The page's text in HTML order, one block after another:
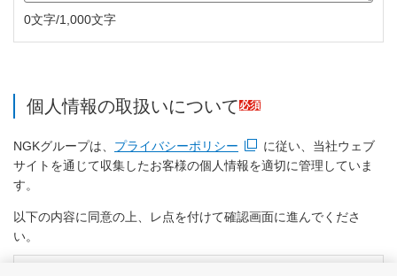
0文字/1,000文字
個人情報の取扱いについて 必須
NGKグループは、 プライバシーポリシー
新規ウィンドウを開きます
に従い、当社ウェブ
サイトを通じて収集したお客様の個人情報を適切に管理していま
す。
以下の内容に同意の上、レ点を付けて確認画面に進んでくださ
い。